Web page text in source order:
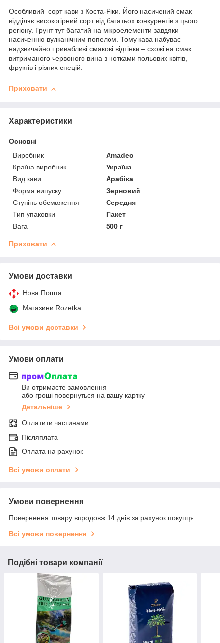
Особливий сорт кави з Коста-Ріки. Його насичений смак
відділяє високогірний сорт від багатьох конкурентів з цього
регіону. Грунт тут багатий на мікроелементи завдяки
насиченню вулканічним попелом. Тому кава набуває
надзвичайно привабливі смакові відтінки – схожі на смак
витриманого червоного вина з нотками польових квітів,
фруктів і різних спецій.
Приховати
Характеристики
Основні
Виробник
Amadeo
Країна виробник
Україна
Вид кави
Арабіка
Форма випуску
Зерновий
Ступінь обсмаження
Середня
Тип упаковки
Пакет
Вага
500 г
Приховати
Умови доставки
Нова Пошта
Магазини Rozetka
Всі умови доставки
Умови оплати
Ви отримаєте замовлення
або гроші повернуться на вашу картку
Детальніше
Оплатити частинами
Післяплата
Оплата на рахунок
Всі умови оплати
Умови повернення
Повернення товару впродовж 14 днів за рахунок покупця
Всі умови повернення
Подібні товари компанії